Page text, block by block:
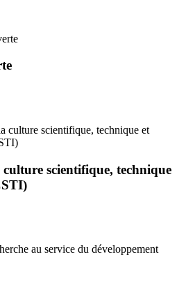
culture scientifique, technique et
scientifique, technique
au service du développement